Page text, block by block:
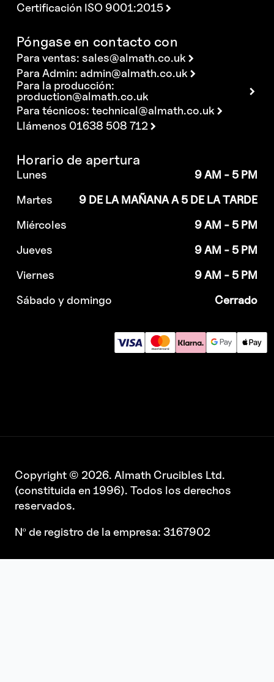
Certificación ISO 9001:2015
Póngase en contacto con
Para ventas:sales@almath.co.uk
Para Admin: admin@almath.co.uk
Para la producción:
production@almath.co.uk
Para técnicos:technical@almath.co.uk
Llámenos 01638 508 712
Horario de apertura
Lunes
9 AM - 5 PM
Martes
9 DE LA MAÑANA A 5 DE LA TARDE
Miércoles
9 AM - 5 PM
Jueves
9 AM - 5 PM
Viernes
9 AM - 5 PM
Sábado y domingo
Cerrado
Copyright © 2026. Almath Crucibles Ltd.
(constituida en 1996). Todos los derechos
reservados.
Nº de registro de la empresa: 3167902